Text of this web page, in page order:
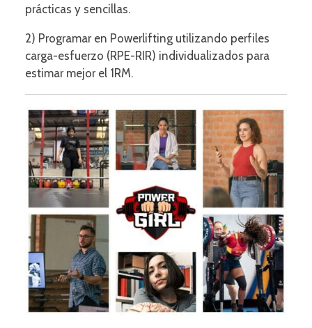
prácticas y sencillas.
2) Programar en Powerlifting utilizando perfiles
carga-esfuerzo (RPE-RIR) individualizados para
estimar mejor el 1RM.